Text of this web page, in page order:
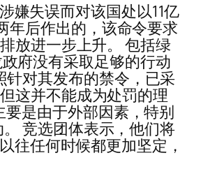
嫌失误而对该国处以11亿
年后作出的，该命令要求
放进一步上升。 包括绿
府没有采取足够的行动
对其发布的禁令，已采
这并不能成为处罚的理
是由于外部因素，特别
竞选团体表示，他们将
往任何时候都更加坚定，